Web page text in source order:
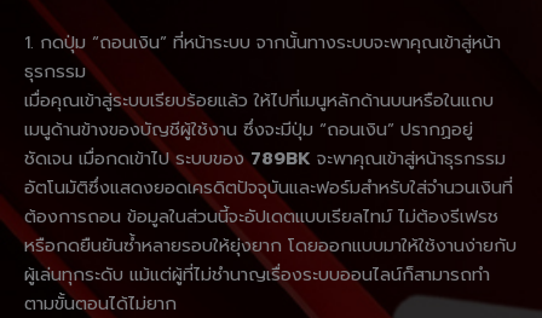
1. กดปุ่ม “ถอนเงิน” ที่หน้าระบบ จากนั้นทางระบบจะพาคุณเข้าสู่หน้า
ธุรกรรม
เมื่อคุณเข้าสู่ระบบเรียบร้อยแล้ว ให้ไปที่เมนูหลักด้านบนหรือในแถบ
เมนูด้านข้างของบัญชีผู้ใช้งาน ซึ่งจะมีปุ่ม “ถอนเงิน” ปรากฏอยู่
ชัดเจน เมื่อกดเข้าไป ระบบของ789BK จะพาคุณเข้าสู่หน้าธุรกรรม
อัตโนมัติซึ่งแสดงยอดเครดิตปัจจุบันและฟอร์มสำหรับใส่จำนวนเงินที่
ต้องการถอน ข้อมูลในส่วนนี้จะอัปเดตแบบเรียลไทม์ ไม่ต้องรีเฟรช
หรือกดยืนยันซ้ำหลายรอบให้ยุ่งยาก โดยออกแบบมาให้ใช้งานง่ายกับ
ผู้เล่นทุกระดับ แม้แต่ผู้ที่ไม่ชำนาญเรื่องระบบออนไลน์ก็สามารถทำ
ตามขั้นตอนได้ไม่ยาก